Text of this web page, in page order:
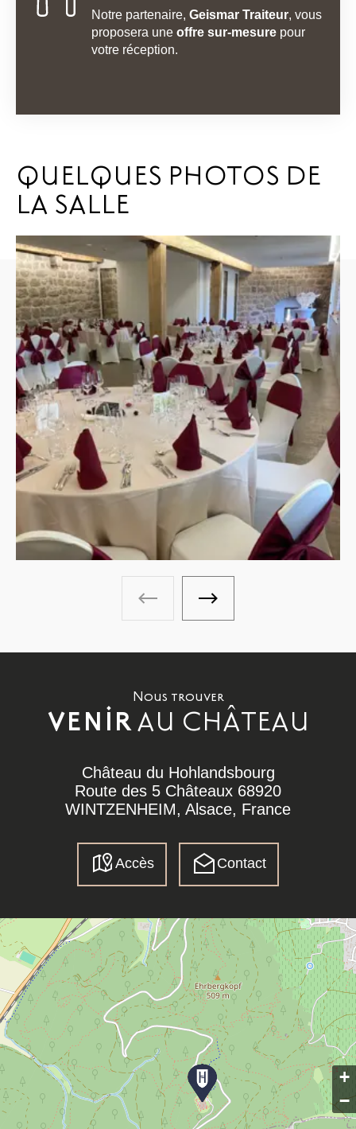
Notre partenaire, Geismar Traiteur, vous
proposera une offre sur-mesure pour
votre réception.
QUELQUES PHOTOS DE
LA SALLE
Galerie photos - Photo
Galerie photos - Photo
Nous trouver
VENIRAU CHÂTEAU
Château du Hohlandsbourg
Route des 5 Châteaux 68920
WINTZENHEIM, Alsace, France
Accès Contact
+
−